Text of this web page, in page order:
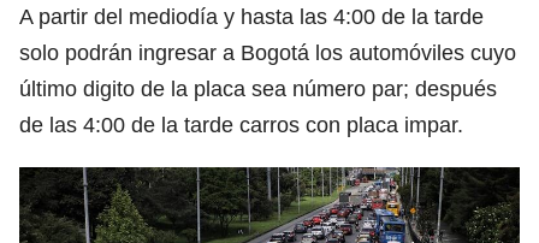
A partir del mediodía y hasta las 4:00 de la tarde
solo podrán ingresar a Bogotá los automóviles cuyo
último digito de la placa sea número par; después
de las 4:00 de la tarde carros con placa impar.